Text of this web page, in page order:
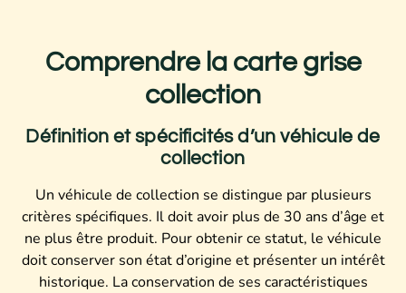
Comprendre la carte grise
collection
Définition et spécificités d’un véhicule de
collection
Un véhicule de collection se distingue par plusieurs
critères spécifiques. Il doit avoir plus de 30 ans d’âge et
ne plus être produit. Pour obtenir ce statut, le véhicule
doit conserver son état d’origine et présenter un intérêt
historique. La conservation de ses caractéristiques